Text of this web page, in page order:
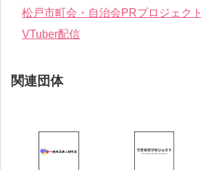
松戸市町会・自治会PRプロジェクト
VTuber配信
関連団体